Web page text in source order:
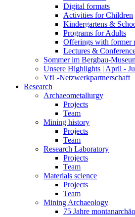
Digital formats
Activities for Children
Kindergartens &
Programs for Adults
Offerings with former
Lectures &
Sommer im Bergbau-
Unsere Highlights | April -
VfL-Netzwerkpartnerschaft
Research
Archaeometallurgy
Projects
Team
Mining history
Projects
Team
Research Laboratory
Projects
Team
Materials science
Projects
Team
Mining Archaeology
75 Jahre